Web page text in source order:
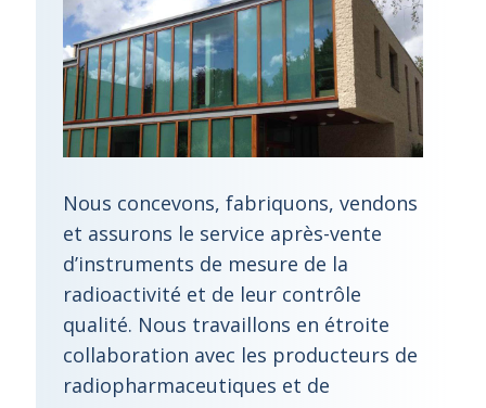
Nous concevons, fabriquons, vendons
et assurons le service après-vente
d’instruments de mesure de la
radioactivité et de leur contrôle
qualité. Nous travaillons en étroite
collaboration avec les producteurs de
radiopharmaceutiques et de